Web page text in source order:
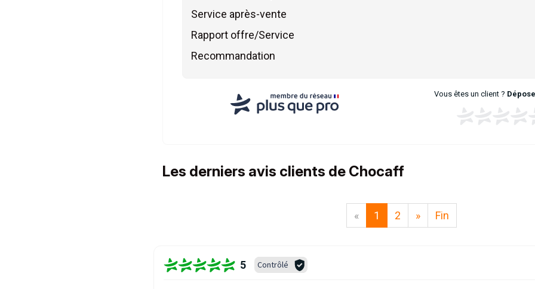
Service après-vente
Rapport offre/Service
Recommandation
Vous êtes un client ?
Les derniers avis clients de Chocaff
« 1 2 » Fin
5 Contrôlé